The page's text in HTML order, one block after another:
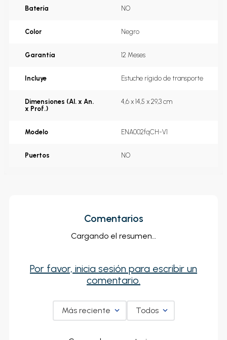
Batería NO
Color Negro
Garantía 12 Meses
Incluye Estuche rígido de transporte
Dimensiones (Al. x An.
x Prof.)
4,6 x 14,5 x 29,3 cm
Modelo ENA002fqCH-V1
Puertos NO
Comentarios
Cargando el resumen…
Por favor, inicia sesión para escribir un
comentario.
Más reciente Todos